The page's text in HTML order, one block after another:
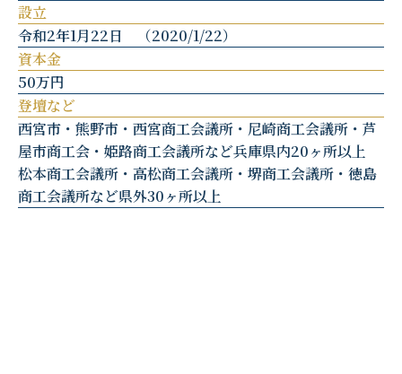
設立
令和2年1月22日 （2020/1/22）
資本金
50万円
登壇など
西宮市・熊野市・西宮商工会議所・尼崎商工会議所・芦
屋市商工会・姫路商工会議所など兵庫県内20ヶ所以上
松本商工会議所・高松商工会議所・堺商工会議所・徳島
商工会議所など県外30ヶ所以上